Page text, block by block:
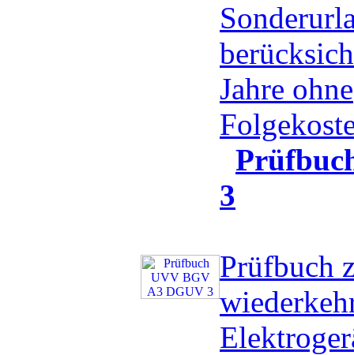
Jahre ohne
3
Prüfbuch